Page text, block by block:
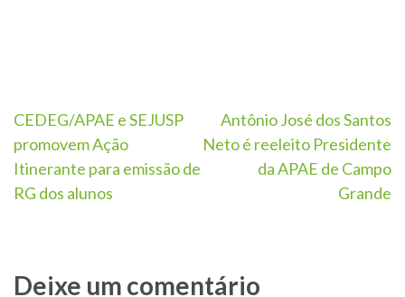
CEDEG/APAE e SEJUSP
promovem Ação
Itinerante para emissão de
RG dos alunos
Antônio José dos Santos
Neto é reeleito Presidente
da APAE de Campo
Grande
Deixe um comentário